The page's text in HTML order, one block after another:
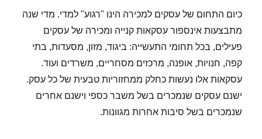
כיום התחום של עסקים למכירה הינו "רגוע" למדי. מדי שנה
מתבצעות אינספור עסקאות קנייה ומכירה של עסקים
פעילים, בכל תחומי התעשייה: ביגוד, מזון, מסעדות, בתי
קפה, חנויות, אופנה, מרכזים מסחריים, משרדים ועוד.
עסקאות אלו נעשות כחלק ממחזוריות טבעית של כל עסק.
ישנם עסקים שנמכרים בשל משבר כספי וישנם אחרים
שנמכרים בשל סיבות אחרות מגוונות.